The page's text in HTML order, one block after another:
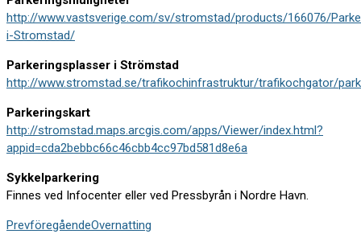
http://www.vastsverige.com/sv/stromstad/products/166076/
i-Stromstad/
Parkeringsplasser i Strömstad
http://www.stromstad.se/trafikochinfrastruktur/trafikochgator/
Parkeringskart
http://stromstad.maps.arcgis.com/apps/Viewer/index.html?
appid=cda2bebbc66c46cbb4cc97bd581d8e6a
Sykkelparkering
Finnes ved Infocenter eller ved Pressbyrån i Nordre Havn.
PrevföregåendeOvernatting